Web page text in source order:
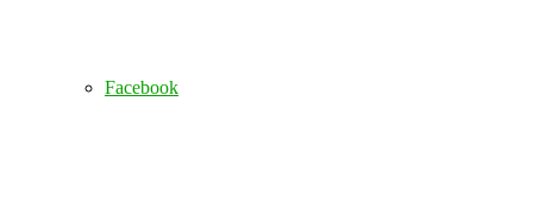
Facebook